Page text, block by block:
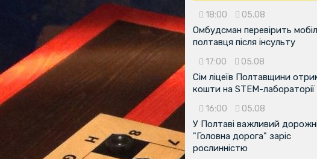
18:00 05.08
Омбудсман перевірить
полтавця після інсульту
17:00 05.08
Сім ліцеїв Полтавщини
кошти на STEM-лабораторії
16:00 05.08
У Полтаві важливий
"Головна дорога" заріс
рослинністю